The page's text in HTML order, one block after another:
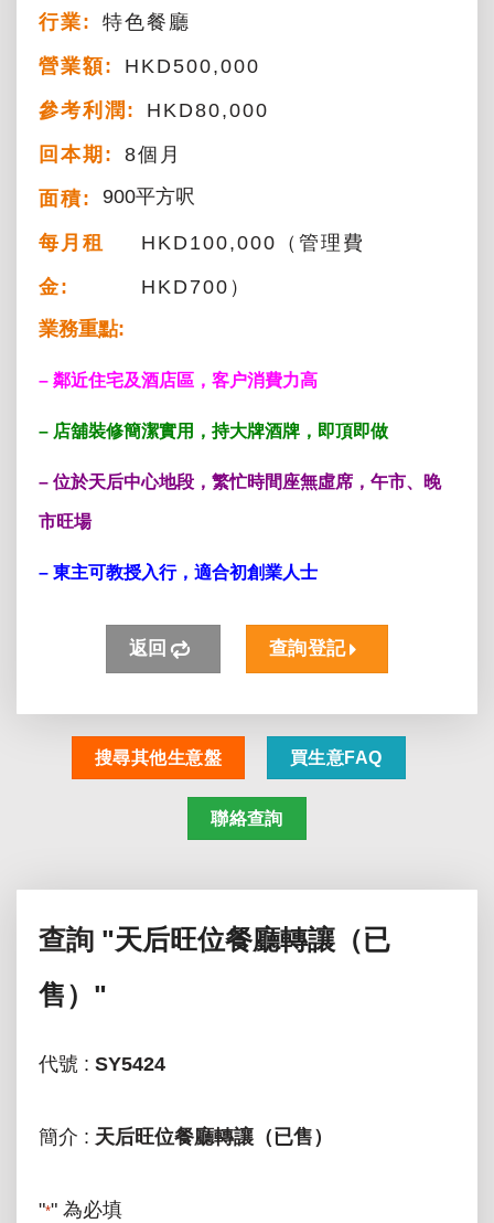
行業:
特色餐廳
營業額:
HKD500,000
參考利潤:
HKD80,000
回本期:
8個月
面積:
900平方呎
每月租
金:
HKD100,000（管理費
HKD700）
業務重點:
– 鄰近住宅及酒店區，客户消費力高
– 店舖裝修簡潔實用，持大牌酒牌，即頂即做
– 位於天后中心地段 ，繁忙時間座無虛席，午市、晚
市旺場
– 東主可教授入行，適合初創業人士
返回 查詢登記
搜尋其他生意盤 買生意FAQ
聯絡查詢
查詢 "天后旺位餐廳轉讓（已
售）"
代號 : SY5424
簡介 : 天后旺位餐廳轉讓（已售）
"*" 為必填